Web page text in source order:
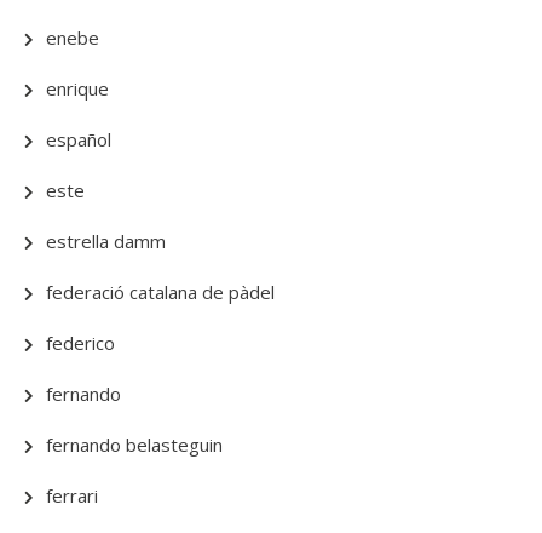
enebe
enrique
español
este
estrella damm
federació catalana de pàdel
federico
fernando
fernando belasteguin
ferrari